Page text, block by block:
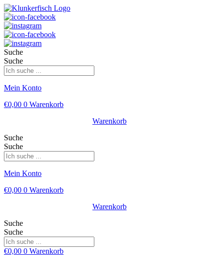
Suche
Suche
Mein Konto
€0,00 0 Warenkorb
Warenkorb
Suche
Suche
Mein Konto
€0,00 0 Warenkorb
Warenkorb
Suche
Suche
€0,00 0 Warenkorb